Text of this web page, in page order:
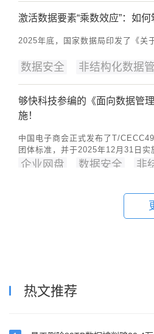
激活数据要素“乘数效应”：如
2025年底，国家数据局印发了《关
数据安全 非结构化数据
够快科技参编的《面向数据管
施！
中国电子商会正式发布了T/
团体标准，并于2025年12月31日实
企业网盘 数据安全 非
企业敏感数据外发有风险？企
企业数据外发频繁，但敏感文件通
数据安全 非结构化数据
热文推荐